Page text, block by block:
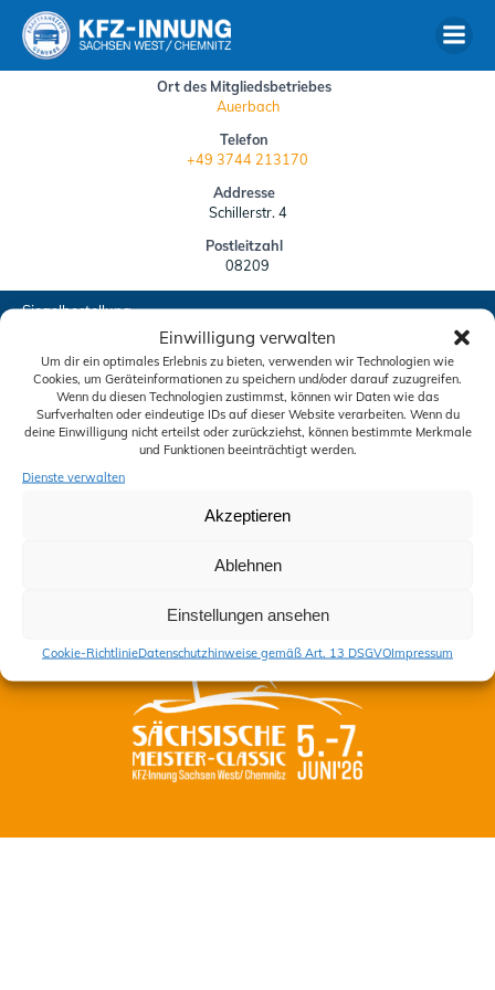
Einwilligung verwalten
Um dir ein optimales Erlebnis zu bieten, verwenden wir Technologien wie
Cookies, um Geräteinformationen zu speichern und/oder darauf zuzugreifen.
Wenn du diesen Technologien zustimmst, können wir Daten wie das
Surfverhalten oder eindeutige IDs auf dieser Website verarbeiten. Wenn du
deine Einwilligung nicht erteilst oder zurückziehst, können bestimmte Merkmale
und Funktionen beeinträchtigt werden.
Dienste verwalten
Akzeptieren
Ablehnen
Einstellungen ansehen
Cookie-RichtlinieDatenschutzhinweise gemäß Art. 13 DSGVOImpressum
Ort des Mitgliedsbetriebes
Auerbach
Telefon
+49 3744 213170
Addresse
Schillerstr. 4
Postleitzahl
08209
Siegelbestellung
Schiedskommission
Aktuelles
Kontakt
Datenschutzhinweise gemäß Art. 13 DSGVO